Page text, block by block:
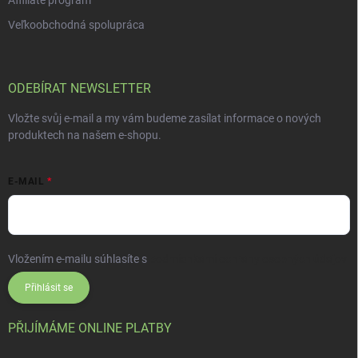
Veľkoobchodná spolupráca
ODEBÍRAT NEWSLETTER
Vložte svůj e-mail a my vám budeme zasílat informace o nových
produktech na našem e-shopu.
E-MAIL
Vložením e-mailu súhlasíte s
Přihlásit se
PŘIJÍMÁME ONLINE PLATBY